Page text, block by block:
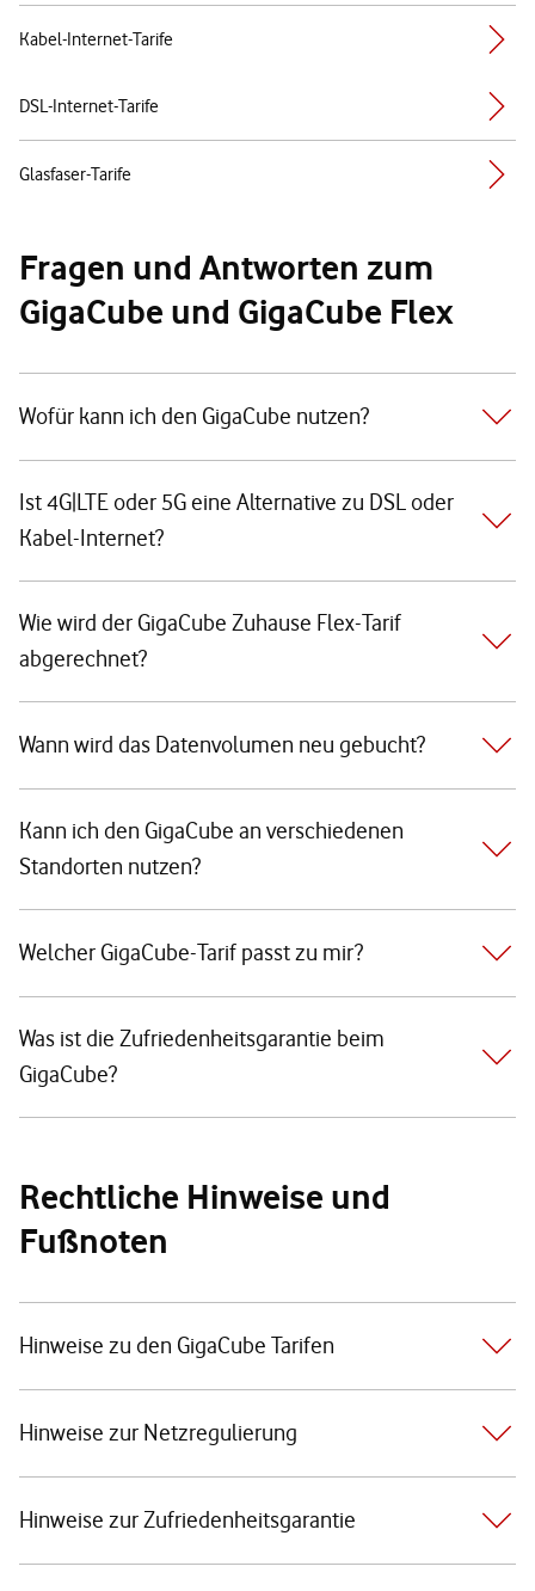
Kabel-Internet-Tarife
DSL-Internet-Tarife
Glasfaser-Tarife
Fragen und Antworten zum
GigaCube und GigaCube Flex
Wofür kann ich den GigaCube nutzen?
Ist 4G|LTE oder 5G eine Alternative zu DSL oder
Kabel-Internet?
Wie wird der GigaCube Zuhause Flex-Tarif
abgerechnet?
Wann wird das Datenvolumen neu gebucht?
Kann ich den GigaCube an verschiedenen
Standorten nutzen?
Welcher GigaCube-Tarif passt zu mir?
Was ist die Zufriedenheitsgarantie beim
GigaCube?
Rechtliche Hinweise und
Fußnoten
Hinweise zu den GigaCube Tarifen
Hinweise zur Netzregulierung
Hinweise zur Zufriedenheitsgarantie